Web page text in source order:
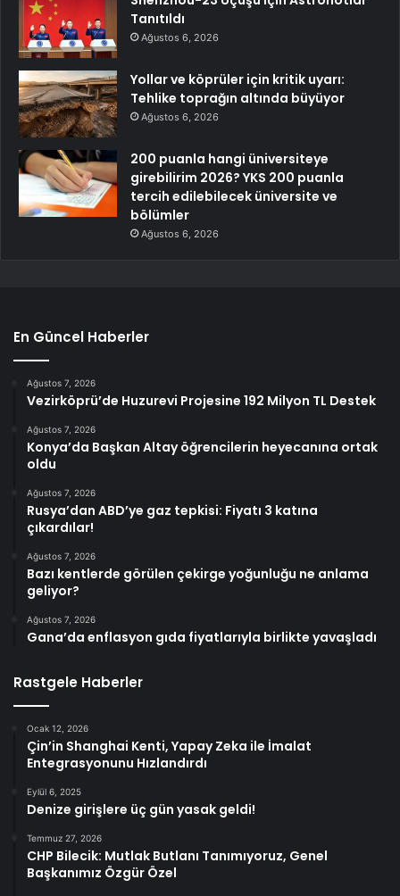
Tanıtıldı
Ağustos 6, 2026
Yollar ve köprüler için kritik uyarı:
Tehlike toprağın altında büyüyor
Ağustos 6, 2026
200 puanla hangi üniversiteye
girebilirim 2026? YKS 200 puanla
tercih edilebilecek üniversite ve
bölümler
Ağustos 6, 2026
En Güncel Haberler
Ağustos 7, 2026
Vezirköprü’de Huzurevi Projesine 192 Milyon TL Destek
Ağustos 7, 2026
Konya’da Başkan Altay öğrencilerin heyecanına ortak
oldu
Ağustos 7, 2026
Rusya’dan ABD’ye gaz tepkisi: Fiyatı 3 katına
çıkardılar!
Ağustos 7, 2026
Bazı kentlerde görülen çekirge yoğunluğu ne anlama
geliyor?
Ağustos 7, 2026
Gana’da enflasyon gıda fiyatlarıyla birlikte yavaşladı
Rastgele Haberler
Ocak 12, 2026
Çin’in Shanghai Kenti, Yapay Zeka ile İmalat
Entegrasyonunu Hızlandırdı
Eylül 6, 2025
Denize girişlere üç gün yasak geldi!
Temmuz 27, 2026
CHP Bilecik: Mutlak Butlanı Tanımıyoruz, Genel
Başkanımız Özgür Özel